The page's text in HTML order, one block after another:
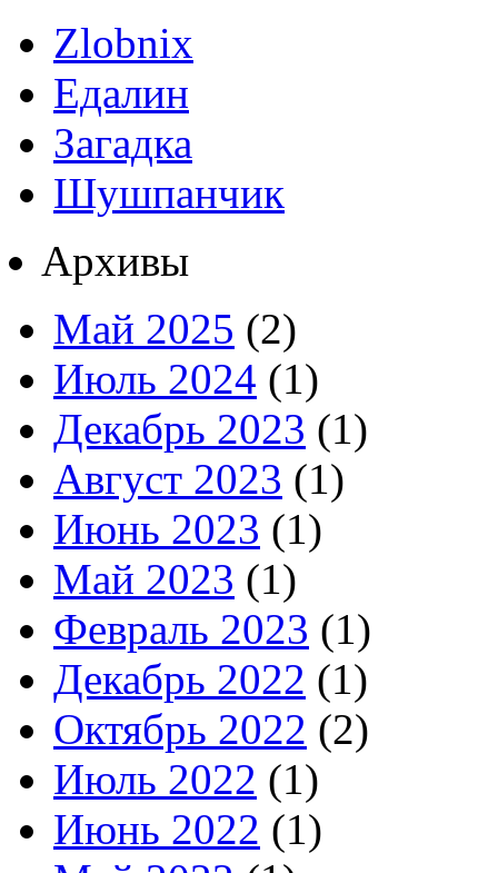
Zlobnix
Едалин
Загадка
Шушпанчик
Архивы
Май 2025 (2)
Июль 2024 (1)
Декабрь 2023 (1)
Август 2023 (1)
Июнь 2023 (1)
Май 2023 (1)
Февраль 2023 (1)
Декабрь 2022 (1)
Октябрь 2022 (2)
Июль 2022 (1)
Июнь 2022 (1)